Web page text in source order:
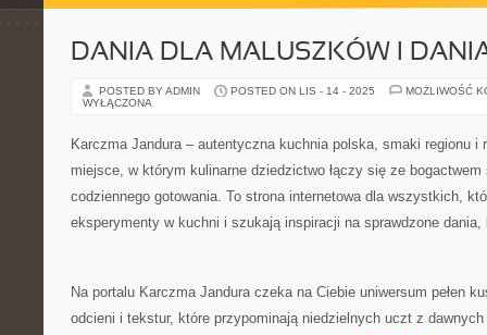
DANIA DLA MALUSZKÓW I
POSTED BY ADMIN POSTED ON LIS - 14 - 2025
MOŻLIWOŚĆ
WYŁĄCZONA
Karczma Jandura – autentyczna kuchnia polska, smaki regionu i
miejsce, w którym kulinarne dziedzictwo łączy się ze
codziennego gotowania. To strona internetowa dla wszystkich,
eksperymenty w kuchni i szukają inspiracji na sprawdzone
Na portalu Karczma Jandura czeka na Ciebie uniwersum pełen
odcieni i tekstur, które przypominają niedzielnych uczt z